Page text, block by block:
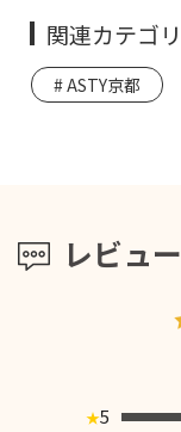
レビュー
★5
関連カテゴリ
ASTY京都